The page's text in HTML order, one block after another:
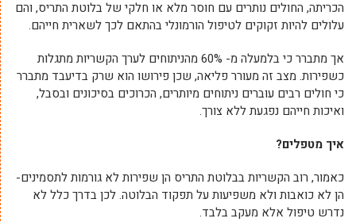
הכריתה, החולים נותרים עם חוסר מלא או חלקי של בלוטת התריס, והם
עלולים להיות זקוקים לטיפול הורמונלי בהתאם לכך לשארית חייהם.
אך מתברר כי בלמעלה מ- 60% מהניתוחים לערך הקשריות מתגלות
כשפירות. מצב זה מעורר פליאה, שכן פירושו הוא שרק בדיעבד מתברר
כי חולים רבים עוברים ניתוחים מיותרים, הכרוכים בסיכונים ובסבל,
ואיכות חייהם נפגעת ללא צורך.
איך מטפלים?
כאמור, רוב הקשריות בבלוטת התריס הן שפירות לא גורמות לתסמינים-
הן לא כואבות ולא משפיעות על תפקוד הבלוטה. לכן בדרך כלל לא
נדרש טיפול אלא מעקב בלבד.